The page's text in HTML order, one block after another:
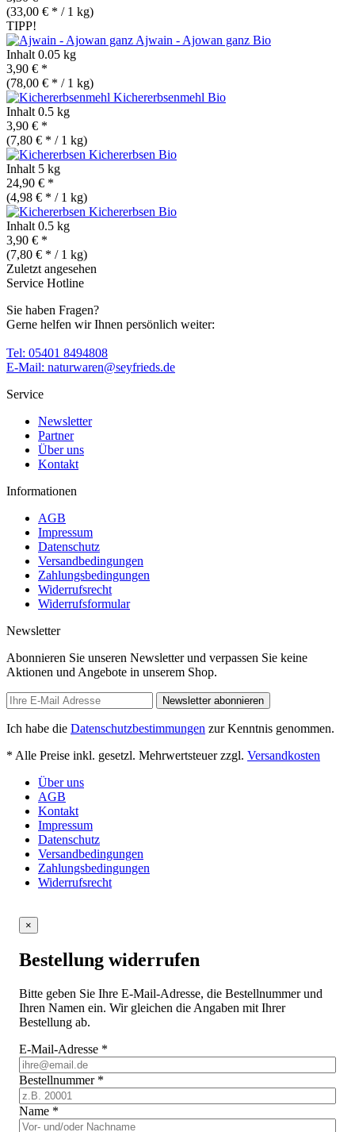
(33,00 € * / 1 kg)
TIPP!
Ajwain - Ajowan ganz Bio
Inhalt 0.05 kg
3,90 € *
(78,00 € * / 1 kg)
Kichererbsenmehl Bio
Inhalt 0.5 kg
3,90 € *
(7,80 € * / 1 kg)
Kichererbsen Bio
Inhalt 5 kg
24,90 € *
(4,98 € * / 1 kg)
Kichererbsen Bio
Inhalt 0.5 kg
3,90 € *
(7,80 € * / 1 kg)
Zuletzt angesehen
Service Hotline
Sie haben Fragen?
Gerne helfen wir Ihnen persönlich weiter:
Tel: 05401 8494808
E-Mail: naturwaren@seyfrieds.de
Service
Newsletter
Partner
Über uns
Kontakt
Informationen
AGB
Impressum
Datenschutz
Versandbedingungen
Zahlungsbedingungen
Widerrufsrecht
Widerrufsformular
Newsletter
Abonnieren Sie unseren Newsletter und verpassen Sie keine
Aktionen und Angebote in unserem Shop.
Newsletter abonnieren
Ich habe die Datenschutzbestimmungen zur Kenntnis genommen.
* Alle Preise inkl. gesetzl. Mehrwertsteuer zzgl. Versandkosten
Über uns
AGB
Kontakt
Impressum
Datenschutz
Versandbedingungen
Zahlungsbedingungen
Widerrufsrecht
×
Bestellung widerrufen
Bitte geben Sie Ihre E-Mail-Adresse, die Bestellnummer und
Ihren Namen ein. Wir gleichen die Angaben mit Ihrer
Bestellung ab.
E-Mail-Adresse *
Bestellnummer *
Name *